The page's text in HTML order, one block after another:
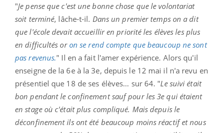
"Je pense que c'est une bonne chose que le volontariat
soit terminé, lâche-t-il. Dans un premier temps on a dit
que l'école devait accueillir en priorité les élèves les plus
en difficultés oron se rend compte que beaucoup ne sont
pas revenus." Il en a fait l'amer expérience. Alors qu'il
enseigne de la 6e à la 3e, depuis le 12 mai il n'a revu en
présentiel que 18 de ses élèves... sur 64. "Le suivi était
bon pendant le confinement sauf pour les 3e qui étaient
en stage où c'était plus compliqué. Mais depuis le
déconfinement ils ont été beaucoup moins réactif et nous